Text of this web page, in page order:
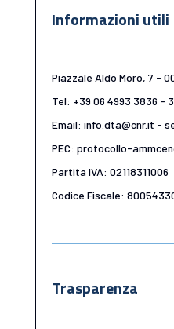
Informazioni utili
Piazzale Aldo Moro, 7 -
Tel: +39 06 4993 3836 -
Email: info.dta@cnr.it -
PEC: protocollo-
Partita IVA: 02118311006
Codice Fiscale:
Trasparenza